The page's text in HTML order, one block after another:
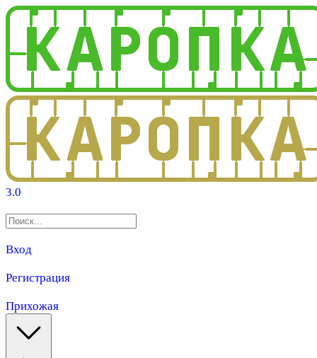
3.0
Вход
Регистрация
Прихожая